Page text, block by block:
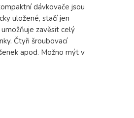
dávkovače jsou
uložené, stačí jen
zavěsit celý
Čtyři šroubovací
apod. Možno mýt v